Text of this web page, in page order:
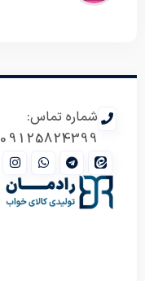
شماره تماس:
09125824399